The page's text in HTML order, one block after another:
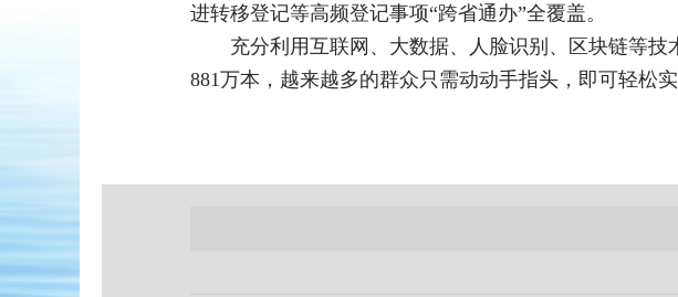
进转移登记等高频登记事项“跨省通办”全覆盖。
充分利用互联网、大数据、人脸识别、区块链等
881万本，越来越多的群众只需动动手指头，即可轻松实